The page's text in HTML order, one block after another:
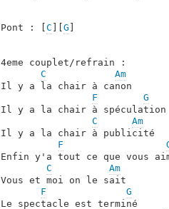
Pont : [ C G
4eme couplet/refrain :
C
Am
Il y a la chair à canon
F
G
Il y a la chair à spéculation
C
Am
Il y a la chair à publicité
F
Enfin y'a tout ce que vous
C
Am
Vous et moi on le sait
F
G
Le spectacle est terminé